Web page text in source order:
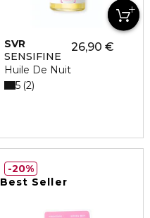
SVR
SENSIFINE
Huile De Nuit
26,90 €
5 2
Best Seller
20%